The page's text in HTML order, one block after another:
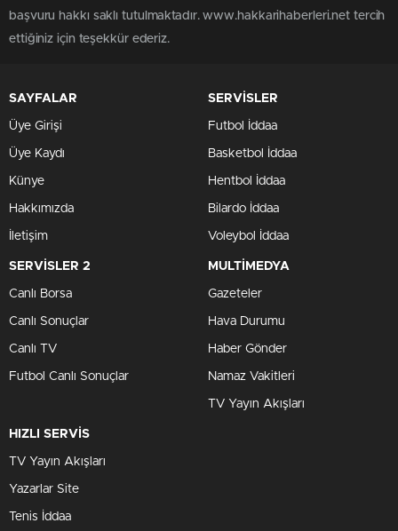
başvuru hakkı saklı tutulmaktadır. www.hakkarihaberleri.net tercih
ettiğiniz için teşekkür ederiz.
SAYFALAR
Üye Girişi
Üye Kaydı
Künye
Hakkımızda
İletişim
SERVİSLER
Futbol İddaa
Basketbol İddaa
Hentbol İddaa
Bilardo İddaa
Voleybol İddaa
SERVİSLER 2
Canlı Borsa
Canlı Sonuçlar
Canlı TV
Futbol Canlı Sonuçlar
MULTİMEDYA
Gazeteler
Hava Durumu
Haber Gönder
Namaz Vakitleri
TV Yayın Akışları
HIZLI SERVİS
TV Yayın Akışları
Yazarlar Site
Tenis İddaa